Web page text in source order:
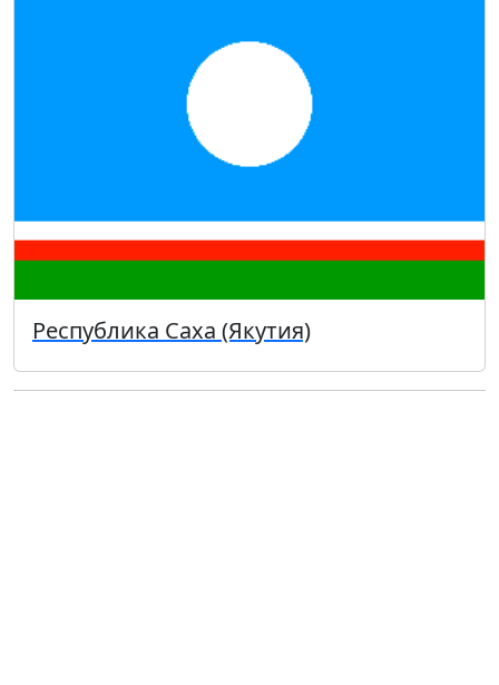
Республика Саха (Якутия)